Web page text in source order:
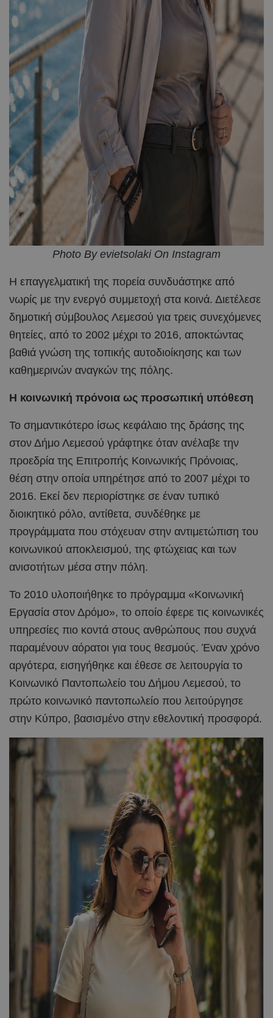
Photo By evietsolaki On Instagram
Η επαγγελματική της πορεία συνδυάστηκε από
νωρίς με την ενεργό συμμετοχή στα κοινά. Διετέλεσε
δημοτική σύμβουλος Λεμεσού για τρεις συνεχόμενες
θητείες, από το 2002 μέχρι το 2016, αποκτώντας
βαθιά γνώση της τοπικής αυτοδιοίκησης και των
καθημερινών αναγκών της πόλης.
Η κοινωνική πρόνοια ως προσωπική υπόθεση
Το σημαντικότερο ίσως κεφάλαιο της δράσης της
στον Δήμο Λεμεσού γράφτηκε όταν ανέλαβε την
προεδρία της Επιτροπής Κοινωνικής Πρόνοιας,
θέση στην οποία υπηρέτησε από το 2007 μέχρι το
2016. Εκεί δεν περιορίστηκε σε έναν τυπικό
διοικητικό ρόλο, αντίθετα, συνδέθηκε με
προγράμματα που στόχευαν στην αντιμετώπιση του
κοινωνικού αποκλεισμού, της φτώχειας και των
ανισοτήτων μέσα στην πόλη.
Το 2010 υλοποιήθηκε το πρόγραμμα «Κοινωνική
Εργασία στον Δρόμο», το οποίο έφερε τις κοινωνικές
υπηρεσίες πιο κοντά στους ανθρώπους που συχνά
παραμένουν αόρατοι για τους θεσμούς. Έναν χρόνο
αργότερα, εισηγήθηκε και έθεσε σε λειτουργία το
Κοινωνικό Παντοπωλείο του Δήμου Λεμεσού, το
πρώτο κοινωνικό παντοπωλείο που λειτούργησε
στην Κύπρο, βασισμένο στην εθελοντική προσφορά.